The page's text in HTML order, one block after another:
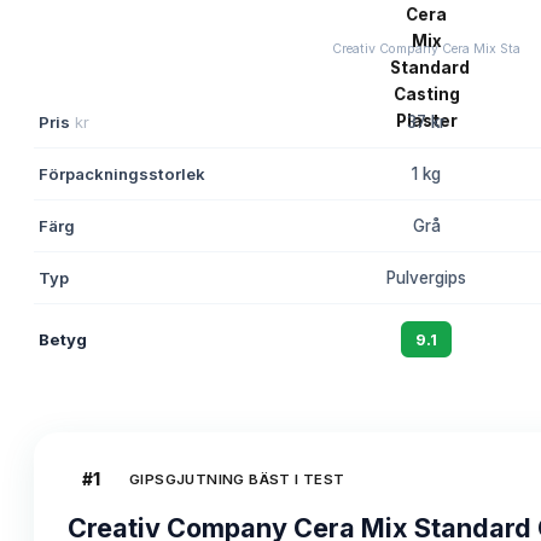
Creativ Company Cera Mix Sta
Pris kr 37 kr
Förpackningsstorlek 1 kg
Färg Grå
Typ Pulvergips
Betyg 9.1
#1 GIPSGJUTNING BÄST I TEST
Creativ Company Cera Mix